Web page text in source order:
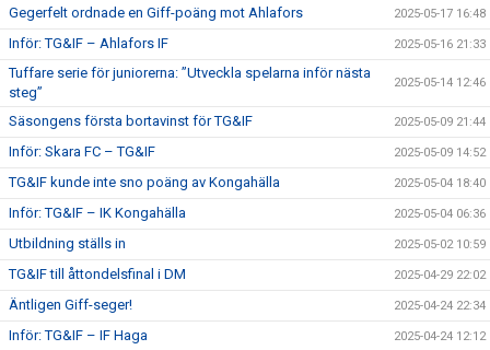
Gegerfelt ordnade en Giff-poäng mot Ahlafors 2025-05-17 16:48
Inför: TG&IF – Ahlafors IF 2025-05-16 21:33
Tuffare serie för juniorerna: ”Utveckla spelarna inför nästa
steg”
2025-05-14 12:46
Säsongens första bortavinst för TG&IF 2025-05-09 21:44
Inför: Skara FC – TG&IF 2025-05-09 14:52
TG&IF kunde inte sno poäng av Kongahälla 2025-05-04 18:40
Inför: TG&IF – IK Kongahälla 2025-05-04 06:36
Utbildning ställs in 2025-05-02 10:59
TG&IF till åttondelsfinal i DM 2025-04-29 22:02
Äntligen Giff-seger! 2025-04-24 22:34
Inför: TG&IF – IF Haga 2025-04-24 12:12